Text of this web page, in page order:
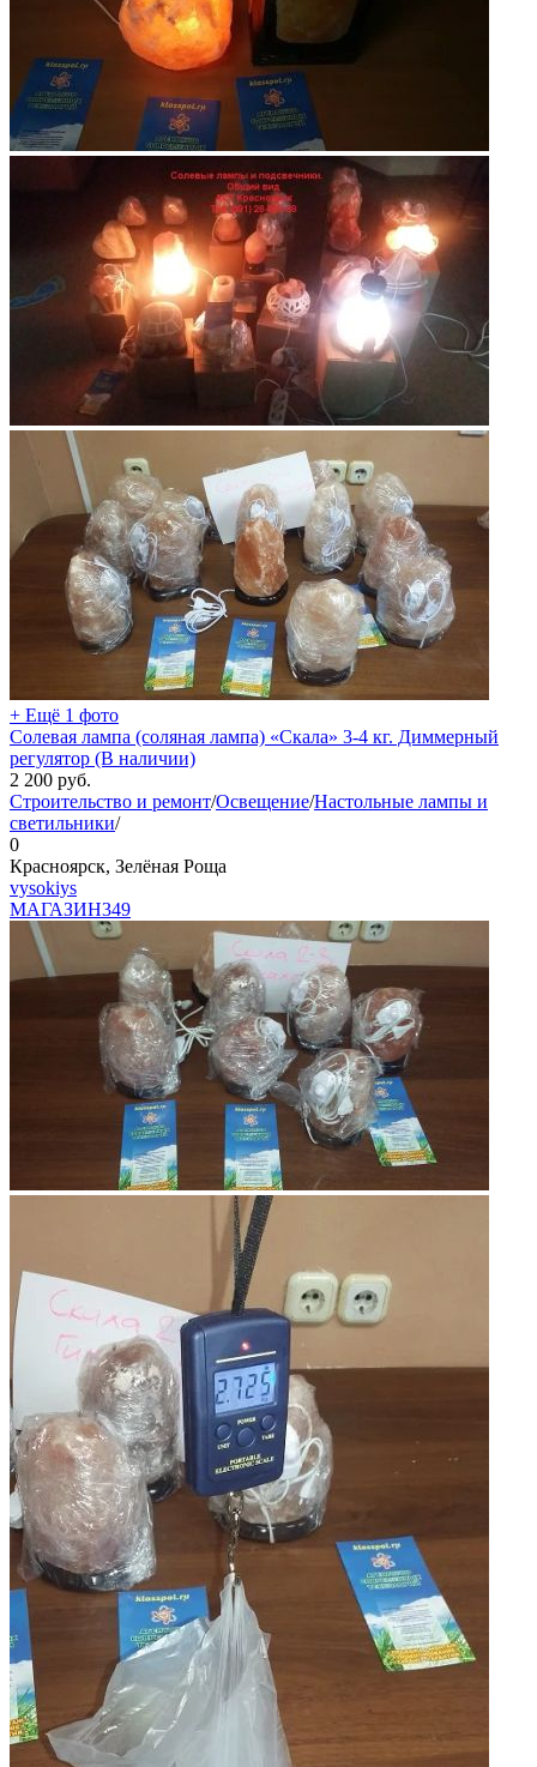
+ Ещё 1 фото
Солевая лампа (соляная лампа) «Скала» 3-4 кг. Диммерный
регулятор (В наличии)
2 200 руб.
Строительство и ремонт/Освещение/Настольные лампы и
светильники/
0
Красноярск, Зелёная Роща
vysokiys
МАГАЗИН349